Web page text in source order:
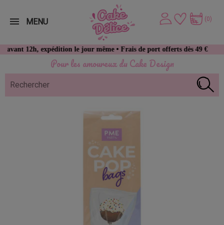
Pour les amoureux du Cake Design
12h, expédition le jour même • Frais de port offerts dès 49 € d’achat
(0)
MENU